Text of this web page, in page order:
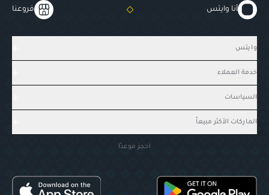
أنا وايتس فروعنا
وايتس
خدمة العملاء
السياسات
الماركات الأكثر مبيعاً
احجز موعدًا